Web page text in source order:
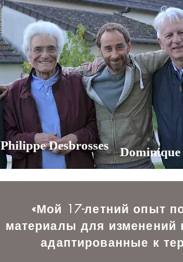
Philippe Desbrosses
«Мой 17-летний опыт
материалы для изменений
адаптированные к